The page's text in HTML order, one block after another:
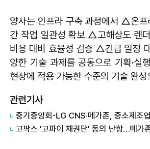
양사는 인프라 구축 과정에서 △온프
간 작업 일관성 확보 △고해상도 렌
비용 대비 효율성 검증 △긴급 일정
양한 기술 과제를 공동으로 기획·실
현장에 적용 가능한 수준의 기술 완
관련기사
고팍스 '고파이 채권단' 동의 난항…메가